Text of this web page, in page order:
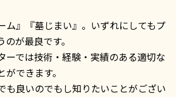
ム』『墓じまい』。いずれにしてもプ
が最良です。
ーでは技術・経験・実績のある適切な
できます。
も良いのでもし知りたいことがござい